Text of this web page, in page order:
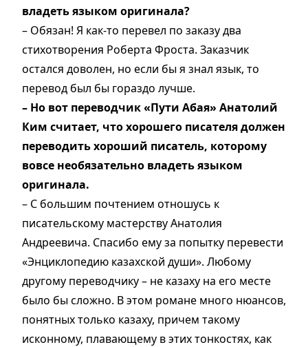
владеть языком оригинала?
– Обязан! Я как-то перевел по заказу два
стихотворения Роберта Фроста. Заказчик
остался доволен, но если бы я знал язык, то
перевод был бы гораздо лучше.
– Но вот переводчик «Пути Абая» Анатолий
Ким считает, что хорошего писателя должен
переводить хороший писатель, которому
вовсе необязательно владеть языком
оригинала.
– С большим почтением отношусь к
писательскому мастерству Анатолия
Андреевича. Спасибо ему за попытку перевести
«Энциклопедию казахской души». Любому
другому переводчику – не казаху на его месте
было бы сложно. В этом романе много нюансов,
понятных только казаху, причем такому
исконному, плавающему в этих тонкостях, как